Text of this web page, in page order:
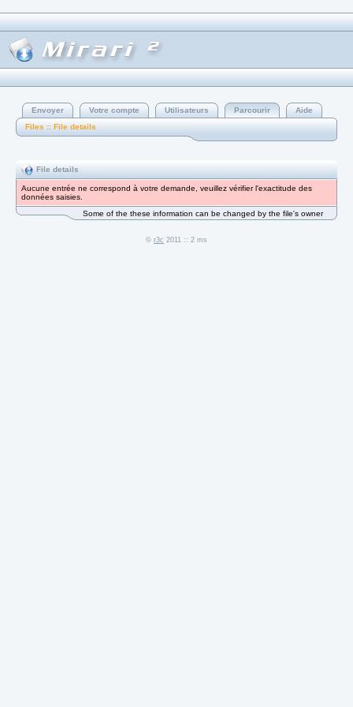
Envoyer Votre compte Utilisateurs Parcourir
Aide
Files :: File details
File details
Aucune entrée ne correspond à votre demande, veuillez vérifier l'exactitude des
données saisies.
Some of the these information can be changed by the file's owner
© r3c 2011 :: 2 ms